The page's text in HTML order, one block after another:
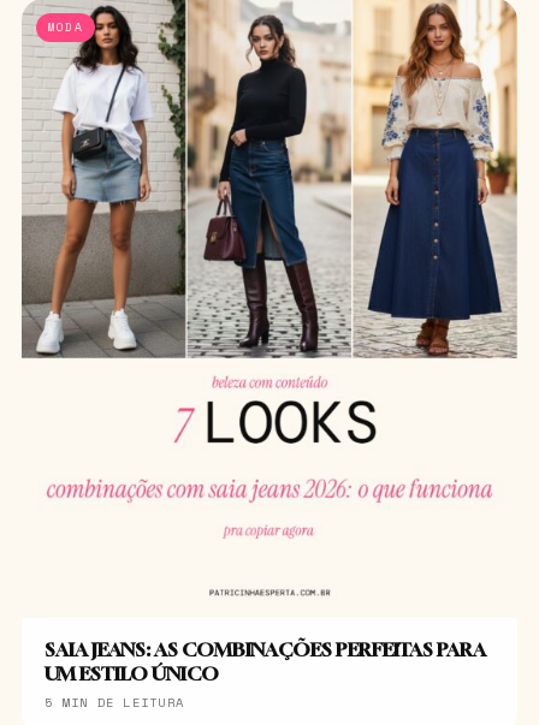
MODA
SAIA JEANS: AS COMBINAÇÕES PERFEITAS PARA
UM ESTILO ÚNICO
5 MIN DE LEITURA